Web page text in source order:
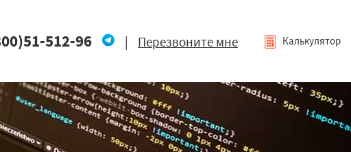
512-96 | Перезвоните мне Калькулятор